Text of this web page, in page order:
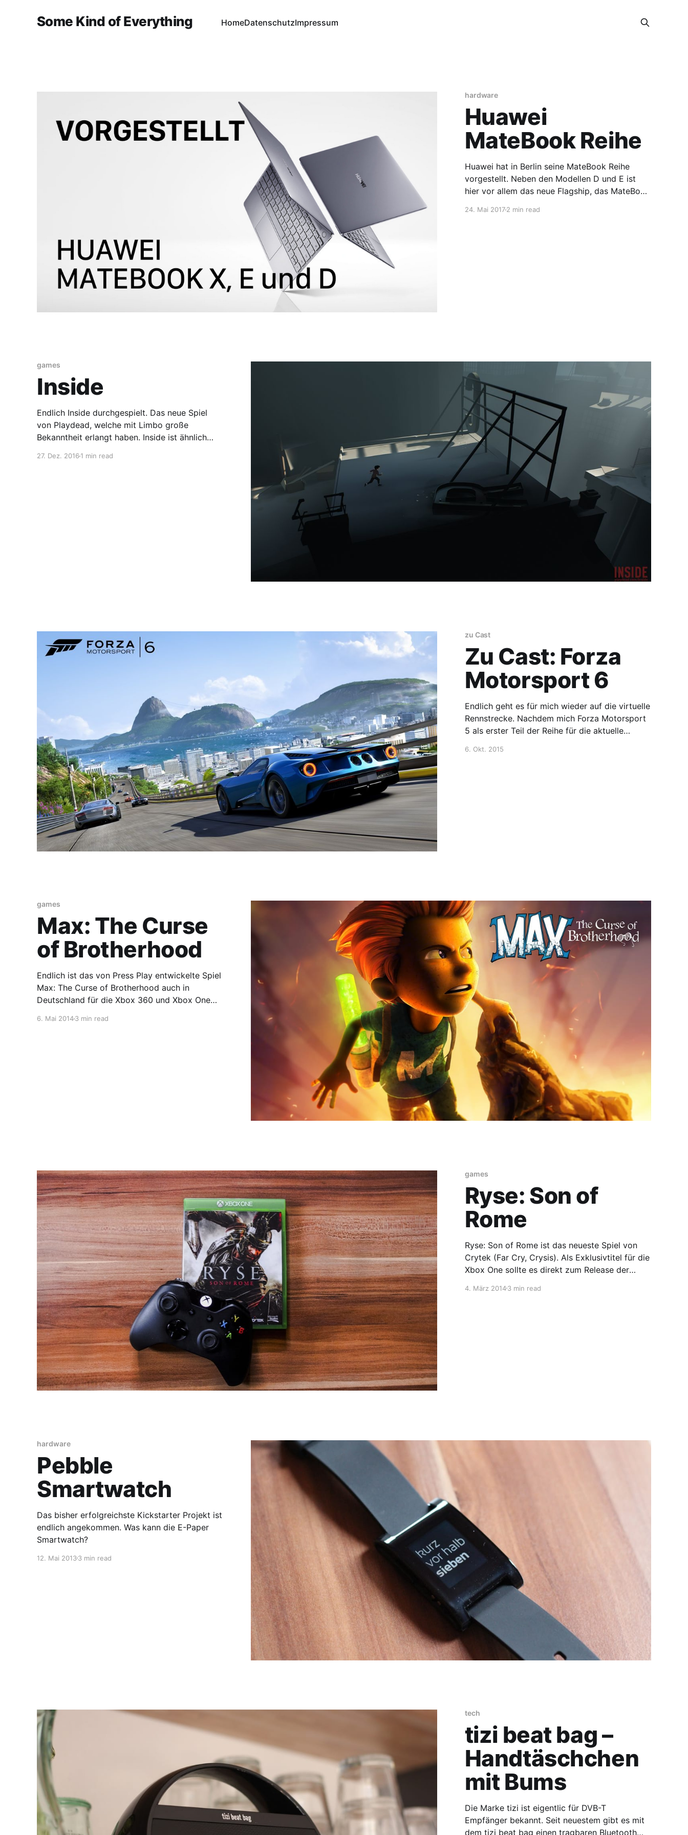
Some Kind of Everything HomeDatenschutzImpressum
hardware
Huawei
MateBook Reihe
Huawei hat in Berlin seine MateBook Reihe
vorgestellt. Neben den Modellen D und E ist
hier vor allem das neue Flagship, das MateBook
24. Mai 20172 min read
games
Inside
Endlich Inside durchgespielt. Das neue Spiel
von Playdead, welche mit Limbo große
Bekanntheit erlangt haben. Inside ist ähnlich
27. Dez. 2016 1 min read
zu Cast
Zu Cast: Forza
Motorsport 6
Endlich geht es für mich wieder auf die virtuelle
Rennstrecke. Nachdem mich Forza Motorsport
5 als erster Teil der Reihe für die aktuelle
schien man nun wieder einiges aufholen zu
6. Okt. 2015
games
Max: The Curse
of Brotherhood
Endlich ist das von Press Play entwickelte Spiel
Max: The Curse of Brotherhood auch in
Deutschland für die Xbox 360 und Xbox One
6. Mai 20143 min read
games
Ryse: Son of
Rome
Ryse: Son of Rome ist das neueste Spiel von
Crytek (Far Cry, Crysis). Als Exklusivtitel für die
Xbox One sollte es direkt zum Release der
allererste Trailer beeindruckten durch die Grafik
4. März 20143 min read
hardware
Pebble
Smartwatch
Das bisher erfolgreichste Kickstarter Projekt ist
endlich angekommen. Was kann die E-Paper
Smartwatch?
12. Mai 20133 min read
tech
tizi beat bag –
Handtäschchen
mit Bums
Die Marke tizi ist eigentlic für DVB-T
Empfänger bekannt. Seit neuestem gibt es mit
dem tizi beat bag einen tragbaren Bluetooth